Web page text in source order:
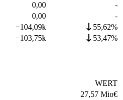
0,00
-
0,00
-
−104,09k
55,62%
−103,75k 53,47%
WERT
27,57 Mio€